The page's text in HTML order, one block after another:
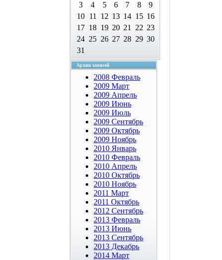
3
4 5 6 7 8
9
10
11 12 13 14 15 16
17 18 19 20 21 22 23
24 25 26 27 28 29 30
31
Архив записей
2008 Февраль
2009 Март
2009 Апрель
2009 Июнь
2009 Июль
2009 Сентябрь
2009 Октябрь
2009 Ноябрь
2010 Январь
2010 Февраль
2010 Апрель
2010 Октябрь
2010 Ноябрь
2011 Март
2011 Октябрь
2012 Сентябрь
2013 Февраль
2013 Июнь
2013 Сентябрь
2013 Декабрь
2014 Март